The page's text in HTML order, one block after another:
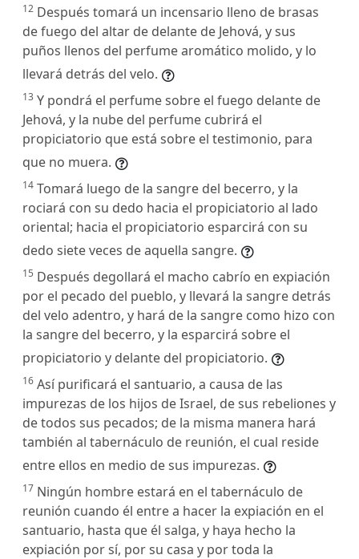
12 Después tomará un incensario lleno de brasas
de fuego del altar de delante de Jehová, y sus
puños llenos del perfume aromático molido, y lo
llevará detrás del velo.
13 Y pondrá el perfume sobre el fuego delante de
Jehová, y la nube del perfume cubrirá el
propiciatorio que está sobre el testimonio, para
que no muera.
14 Tomará luego de la sangre del becerro, y la
rociará con su dedo hacia el propiciatorio al lado
oriental; hacia el propiciatorio esparcirá con su
dedo siete veces de aquella sangre.
15 Después degollará el macho cabrío en expiación
por el pecado del pueblo, y llevará la sangre detrás
del velo adentro, y hará de la sangre como hizo con
la sangre del becerro, y la esparcirá sobre el
propiciatorio y delante del propiciatorio.
16 Así purificará el santuario, a causa de las
impurezas de los hijos de Israel, de sus rebeliones y
de todos sus pecados; de la misma manera hará
también al tabernáculo de reunión, el cual reside
entre ellos en medio de sus impurezas.
17 Ningún hombre estará en el tabernáculo de
reunión cuando él entre a hacer la expiación en el
santuario, hasta que él salga, y haya hecho la
expiación por sí, por su casa y por toda la